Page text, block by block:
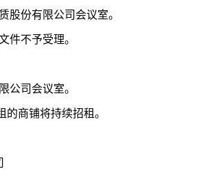
股份有限公司会议室。
件不予受理。
公司会议室。
商铺将持续招租。